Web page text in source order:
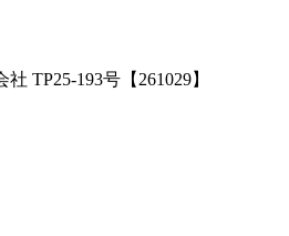
TP25-193号【261029】